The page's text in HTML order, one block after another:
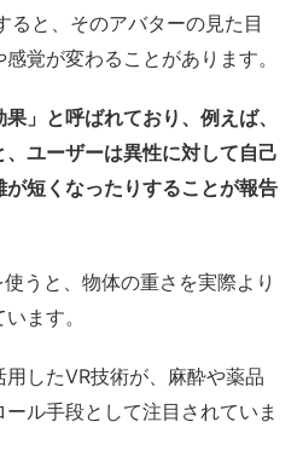
ると、そのアバターの見た目
覚が変わることがあります。
」と呼ばれており、例えば、
ユーザーは異性に対して自己
短くなったりすることが報告
うと、物体の重さを実際より
ます。
したVR技術が、麻酔や薬品
ル手段として注目されていま